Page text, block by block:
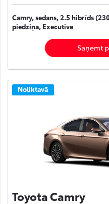
Camry, sedans, 2.5 hibrīds
piedziņa, Executive
Saņemt
Noliktavā
Toyota Camry